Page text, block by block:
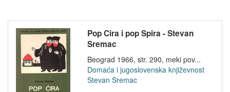
Pop Cira i pop Spira - Stevan
Sremac
Beograd 1966, str. 290, meki pov...
Domaća i jugoslovenska književnost
Stevan Sremac